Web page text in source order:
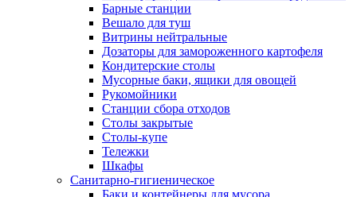
Барные станции
Вешало для туш
Витрины нейтральные
Дозаторы для замороженного картофеля
Кондитерские столы
Мусорные баки, ящики для овощей
Рукомойники
Станции сбора отходов
Столы закрытые
Столы-купе
Тележки
Шкафы
Санитарно-гигиеническое
Баки и контейнеры для мусора